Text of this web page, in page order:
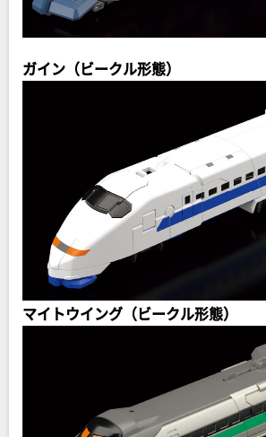
ガイン（ビークル形態）
マイトウイング（ビークル形態）